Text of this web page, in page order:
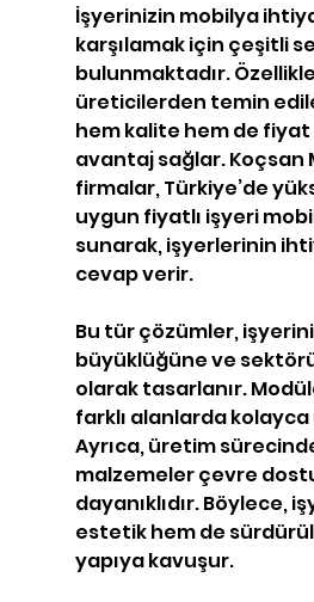
İşyerinizin mobilya
karşılamak için çeşitli
bulunmaktadır.
üreticilerden temin
hem kalite hem de fiyat
avantaj sağlar. Koçsan
firmalar, Türkiye’de
uygun fiyatlı işyeri
sunarak, işyerlerinin
cevap verir.
Bu tür çözümler,
büyüklüğüne ve
olarak tasarlanır.
farklı alanlarda
Ayrıca, üretim
malzemeler çevre
dayanıklıdır. Böylece,
estetik hem de
yapıya kavuşur.